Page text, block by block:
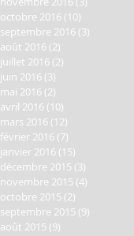
octobre 2016 (10)
septembre 2016 (3)
août 2016 (2)
juillet 2016 (2)
juin 2016 (3)
mai 2016 (2)
avril 2016 (10)
mars 2016 (12)
février 2016 (7)
janvier 2016 (15)
décembre 2015 (3)
novembre 2015 (4)
octobre 2015 (2)
septembre 2015 (9)
août 2015 (9)